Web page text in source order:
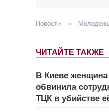
Новости »
ЧИТАЙТЕ ТАКЖЕ
В Киеве женщина
обвинила
ТЦК в убийстве